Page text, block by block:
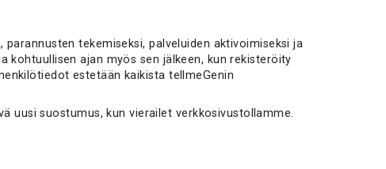
tekemiseksi, palveluiden aktivoimiseksi ja
ajan myös sen jälkeen, kun rekisteröity
estetään kaikista tellmeGenin
uusi suostumus, kun vierailet verkkosivustollamme.